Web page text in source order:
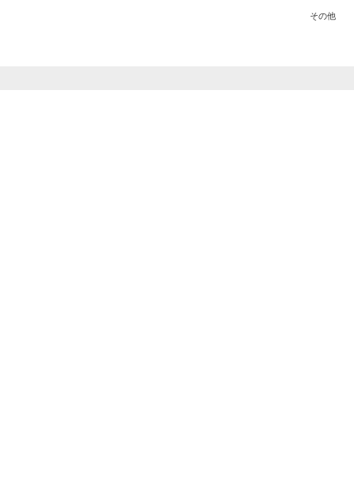
その他